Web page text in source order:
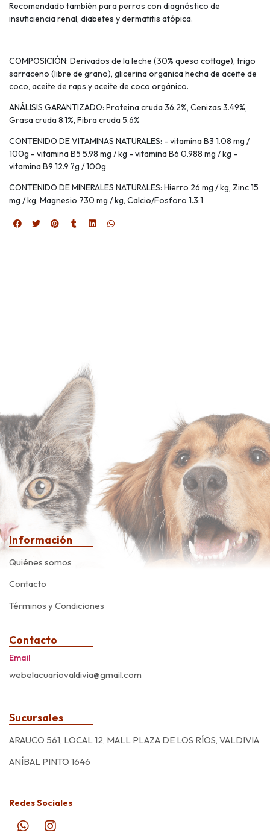
Recomendado también para perros con diagnóstico de
insuficiencia renal, diabetes y dermatitis atópica.
COMPOSICIÓN: Derivados de la leche (30% queso cottage), trigo
sarraceno (libre de grano), glicerina organica hecha de aceite de
coco, aceite de raps y aceite de coco orgánico.
ANÁLISIS GARANTIZADO: Proteina cruda 36.2%, Cenizas 3.49%,
Grasa cruda 8.1%, Fibra cruda 5.6%
CONTENIDO DE VITAMINAS NATURALES: - vitamina B3 1.08 mg /
100g - vitamina B5 5.98 mg / kg - vitamina B6 0.988 mg / kg -
vitamina B9 12.9 ?g / 100g
CONTENIDO DE MINERALES NATURALES: Hierro 26 mg / kg, Zinc 15
mg / kg, Magnesio 730 mg / kg, Calcio/Fosforo 1.3:1
Información
Quiénes somos
Contacto
Términos y Condiciones
Contacto
Email
webelacuariovaldivia@gmail.com
Sucursales
ARAUCO 561, LOCAL 12, MALL PLAZA DE LOS RÍOS, VALDIVIA
ANÍBAL PINTO 1646
Redes Sociales